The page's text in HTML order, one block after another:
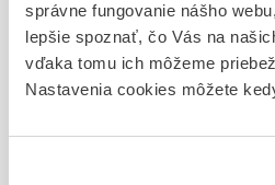
správne fungovanie nášho
lepšie spoznať, čo Vás na
vďaka tomu ich môžeme
Nastavenia cookies môžete
Európska
Držiteľ, krajina
TEVA GmbH, Nemecko
16 - ANTICOAGULANTIA